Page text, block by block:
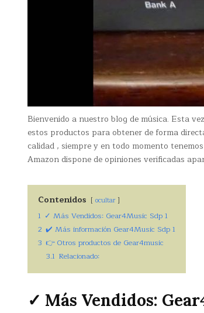
Bienvenido a nuestro blog de música. Esta
estos productos para obtener de forma
calidad , siempre y en todo momento
Amazon dispone de opiniones verificadas
Contenidos ocultar
1 ✓ Más Vendidos: Gear4Music Sdp 1
2 ✔️ Más información Gear4Music Sdp 1
3 👉 Otros productos de Gear4music
3.1 Relacionado:
✓ Más Vendidos: